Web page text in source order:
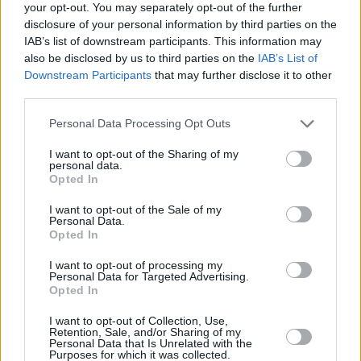
your opt-out. You may separately opt-out of the further
disclosure of your personal information by third parties on the
IAB’s list of downstream participants. This information may
also be disclosed by us to third parties on the IAB’s List of
Downstream Participants that may further disclose it to other
Please note that this website/app uses one or more Google
not limited to your visit or usage behaviour. You may click to
grant or deny consent to Google and its third-party tags to
use your data for below specified purposes in below Google
consent section.
Personal Data Processing Opt Outs
I want to opt-out of the Sharing of my
personal data.
Opted In
I want to opt-out of the Sale of my
Personal Data.
Opted In
I want to opt-out of processing my
Personal Data for Targeted Advertising.
Opted In
I want to opt-out of Collection, Use,
Retention, Sale, and/or Sharing of my
Personal Data that Is Unrelated with the
Purposes for which it was collected.
Ursula von der Leyen. Foto: Dursun Aydemir/Anadolu
avuto un “ottimo” scambio di opinioni con il premier entrante
fondi UE assegnati all’Ungheria, che sono stati congelati a
diritto”, ha dichiarato, prima di sottolineare: la Commissione
Europea sosterrà il governo di Magyar nella risoluzione di
questi problemi e nell’allineamento ai nostri valori europei
“I nostri team continueranno a lavorare a stretto contatto per
europea”, ha aggiunto la Presidente della Commissione nel
Se vi siete persi: